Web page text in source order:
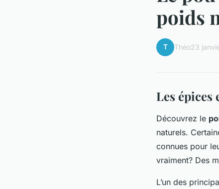
poids
T Théo23
Les
Découvrez le
naturels.
connues pour
vraiment? Des
L’un des